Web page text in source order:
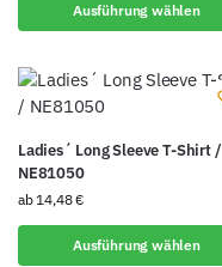
Ausführung wählen
Ladies´ Long Sleeve T-Shirt /
NE81050
ab 14,48€
Ausführung wählen